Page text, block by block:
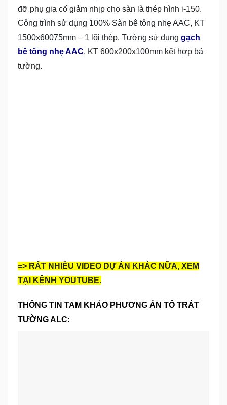
đỡ phụ gia cố giảm nhịp cho sàn là thép hình i-150.
Công trình sử dụng 100% Sàn bê tông nhẹ AAC, KT
1500x60075mm – 1 lõi thép. Tường sử dụng gạch
bê tông nhẹ AAC, KT 600x200x100mm kết hợp bả
tường.
=> RẤT NHIỀU VIDEO DỰ ÁN KHÁC NỮA, XEM
TẠI KÊNH YOUTUBE.
THÔNG TIN TAM KHẢO PHƯƠNG ÁN TÔ TRÁT
TƯỜNG ALC: